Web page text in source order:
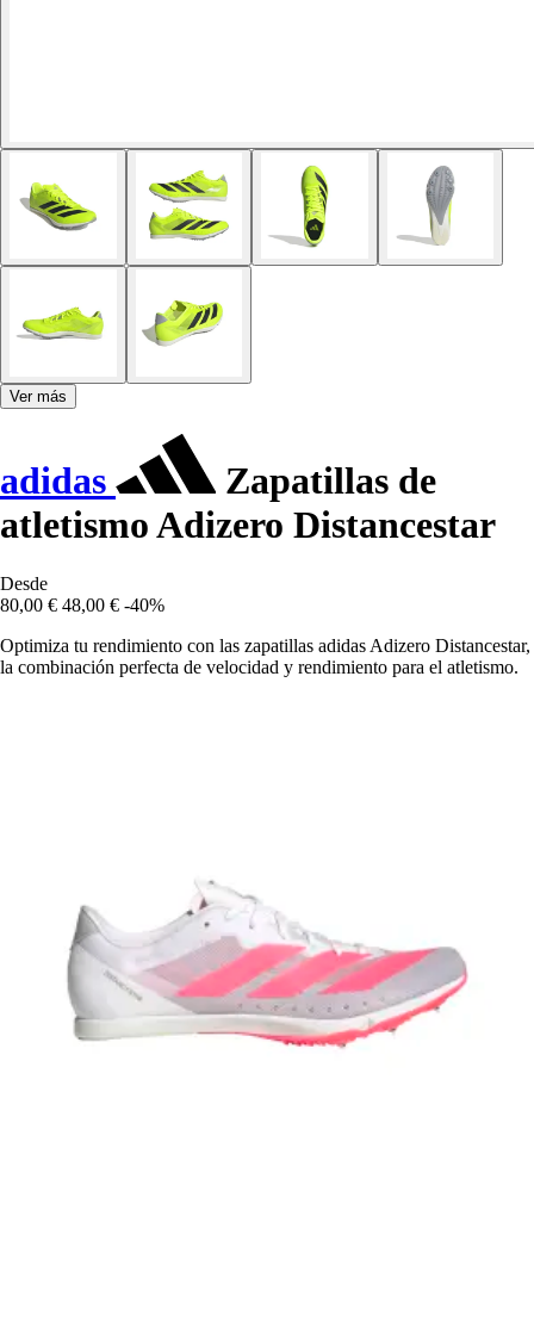
Ver más
adidas
Zapatillas de
atletismo Adizero Distancestar
Desde
80,00 € 48,00 € -40%
Optimiza tu rendimiento con las zapatillas adidas Adizero Distancestar,
la combinación perfecta de velocidad y rendimiento para el atletismo.